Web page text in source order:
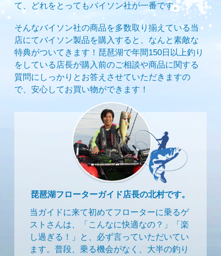
て、どれをとってもバイソン社が一番です。
そんなバイソン社の商品を多数取り揃えている当
店にてバイソン製品を購入すると、なんと素敵な
特典がついてきます！琵琶湖で年間150日以上釣り
をしている店長が購入前のご相談や商品に関する
質問にしっかりとお答えさせていただきますの
で、安心してお買い物ができます！
琵琶湖フローターガイド店長の北村です。
当ガイドに来て初めてフローターに乗るゲ
ストさんは、「こんなに快適なの？」「楽
し過ぎる！」と、必ず言っていただいてい
ます。普段、乗る機会がなく、大半の釣り